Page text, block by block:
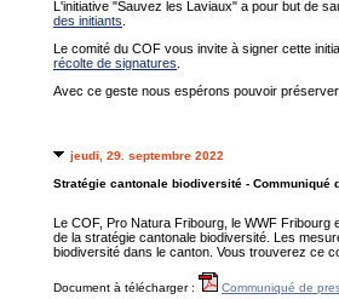
L'initiative "Sauvez les Laviaux" a pour but de
des initiants
Le comité du COF vous invite à signer cette
récolte de signatures
Avec ce geste nous espérons pouvoir
jeudi, 29. septembre 2022
Stratégie cantonale biodiversité - Communiqué
Le COF, Pro Natura Fribourg, le WWF Fribourg
de la stratégie cantonale biodiversité. Les
biodiversité dans le canton. Vous trouverez ce
Document à télécharger : Communiqué de